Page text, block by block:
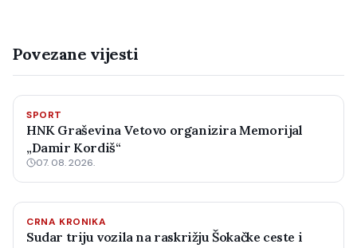
Povezane vijesti
SPORT
HNK Graševina Vetovo organizira Memorijal
„Damir Kordiš“
07. 08. 2026.
CRNA KRONIKA
Sudar triju vozila na raskrižju Šokačke ceste i